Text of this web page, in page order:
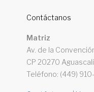
Contáctanos
Matriz
Av. de la
CP 20270
Teléfono: (449)